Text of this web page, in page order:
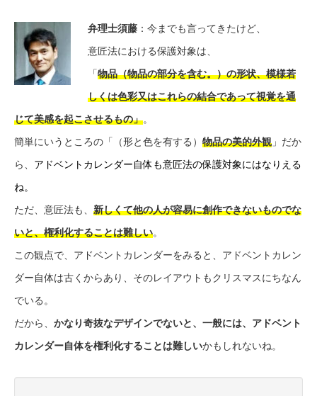
弁理士須藤 ：今までも言ってきたけど、
意匠法における保護対象は、
「物品（物品の部分を含む。）の形状、模様若
しくは色彩又はこれらの結合であって視覚を通
じて美感を起こさせるもの」。
簡単にいうところの「（形と色を有する） 物品の美的外観 」だか
ら、 アドベントカレンダー自体も意匠法の保護対象にはなりえる
ね。
ただ、意匠法も、 新しくて他の人が容易に創作できないものでな
いと、権利化することは難しい。
この観点で、アドベントカレンダーをみると、アドベントカレン
ダー自体は古くからあり、そのレイアウトもクリスマスにちなん
でいる。
だから、 かなり奇抜なデザインでないと、一般には、アドベント
カレンダー自体を権利化することは難しいかもしれないね。